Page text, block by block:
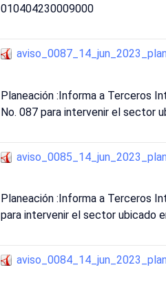
010404230009000
Planeación :Informa a Terceros
No. 087 para intervenir el sector
Planeación :Informa a Terceros
para intervenir el sector ubicado